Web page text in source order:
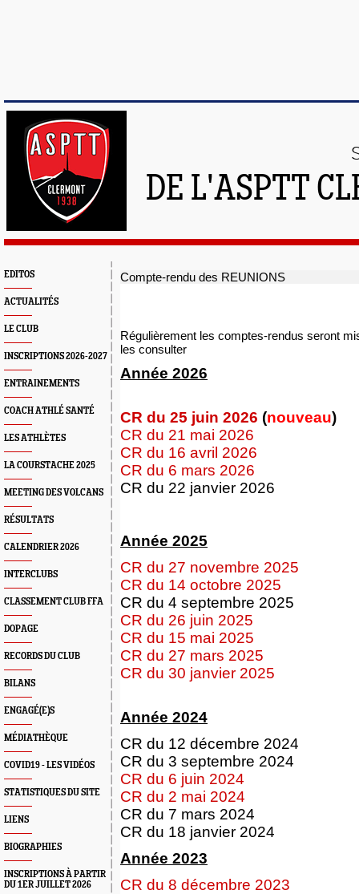
DE L'ASPTT
EDITOS
ACTUALITÉS
LE CLUB
INSCRIPTIONS 2026-2027
ENTRAINEMENTS
COACH ATHLÉ SANTÉ
LES ATHLÈTES
LA COURSTACHE 2025
MEETING DES VOLCANS
RÉSULTATS
CALENDRIER 2026
INTERCLUBS
CLASSEMENT CLUB FFA
DOPAGE
RECORDS DU CLUB
BILANS
ENGAGÉ(E)S
MÉDIATHÈQUE
COVID19 - LES VIDÉOS
STATISTIQUES DU SITE
LIENS
BIOGRAPHIES
INSCRIPTIONS À PARTIR
DU 1ER JUILLET 2026
Compte-rendu des REUNIONS
Régulièrement les comptes-rendus seront
les consulter
Année 2026
CR du 25 juin 2026 (nouveau)
CR du 21 mai 2026
CR du 16 avril 2026
CR du 6 mars 2026
CR du 22 janvier 2026
Année 2025
CR du 27 novembre 2025
CR du 14 octobre 2025
CR du 4 septembre 2025
CR du 26 juin 2025
CR du 15 mai 2025
CR du 27 mars 2025
CR du 30 janvier 2025
Année 2024
CR du 12 décembre 2024
CR du 3 septembre 2024
CR du 6 juin 2024
CR du 2 mai 2024
CR du 7 mars 2024
CR du 18 janvier 2024
Année 2023
CR du 8 décembre 2023